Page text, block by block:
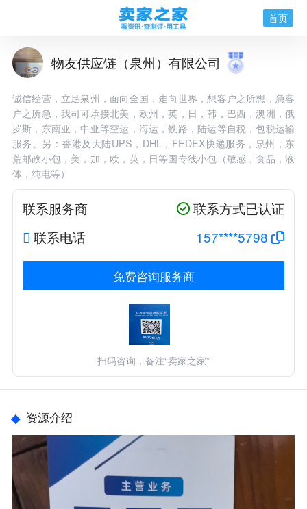
首页
物友供应链（泉州）有限公司
诚信经营，立足泉州，面向全国，走向世界，想客户之所想，急客
户之所急，我司可承接北美，欧州，英，日，韩，巴西，澳洲，俄
罗斯，东南亚，中亚等空运，海运，铁路，陆运等自税，包税运输
服务。另：香港及大陆UPS，DHL，FEDEX快递服务，泉州，东
荒邮政小包，美，加，欧，英，日等国专线小包（敏感，食品，液
体，纯电等）
联系服务商
联系方式已认证
联系电话
157****5798
免费咨询服务商
扫码咨询，备注“卖家之家”
资源介绍